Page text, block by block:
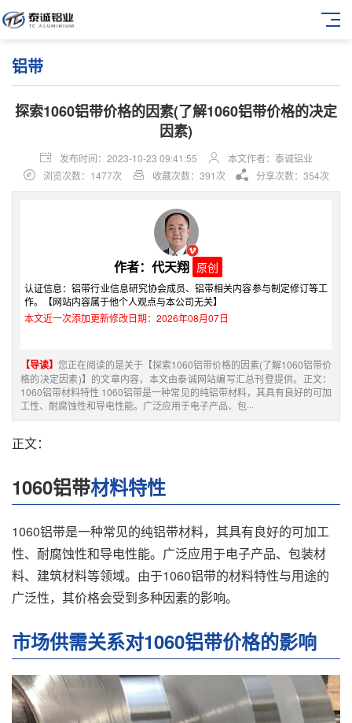
铝带
探索1060铝带价格的因素(了解1060铝带价格的决定
因素)
发布时间：2023-10-23 09:41:55
本文作者：泰诚铝业
浏览次数：1477次
收藏次数：391次 分享次数：354次
作者：代天翔 原创
认证信息：铝带行业信息研究协会成员、铝带相关内容参与制定修订等工
作。【网站内容属于他个人观点与本公司无关】
本文近一次添加更新修改日期：2026年08月07日
【导读】 您正在阅读的是关于【探索1060铝带价格的因素(了解1060铝带价
格的决定因素)】的文章内容，本文由泰诚网站编写汇总刊登提供。正文：
1060铝带材料特性 1060铝带是一种常见的纯铝带材料，其具有良好的可加
工性、耐腐蚀性和导电性能。广泛应用于电子产品、包···
正文：
1060铝带材料特性
1060铝带是一种常见的纯铝带材料，其具有良好的可加工
性、耐腐蚀性和导电性能。广泛应用于电子产品、包装材
料、建筑材料等领域。由于1060铝带的材料特性与用途的
广泛性，其价格会受到多种因素的影响。
市场供需关系对1060铝带价格的影响